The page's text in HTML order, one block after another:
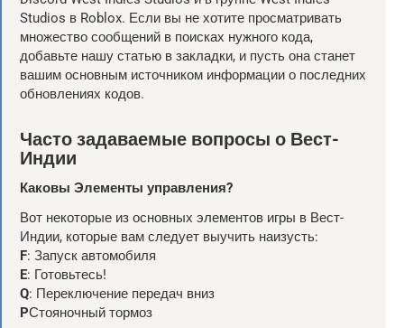
Studios в Roblox. Если вы не хотите просматривать
множество сообщений в поисках нужного кода,
добавьте нашу статью в закладки, и пусть она станет
вашим основным источником информации о последних
обновлениях кодов.
Часто задаваемые вопросы о Вест-
Индии
Каковы Элементы управления?
Вот некоторые из основных элементов игры в Вест-
Индии, которые вам следует выучить наизусть:
F: Запуск автомобиля
E: Готовьтесь!
Q: Переключение передач вниз
PСтояночный тормоз